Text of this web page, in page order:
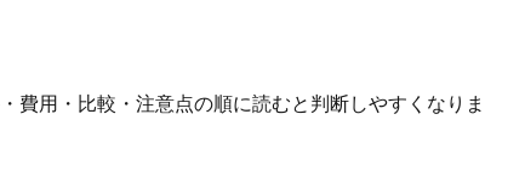
費用・比較・注意点の順に読むと判断しやすくなりま